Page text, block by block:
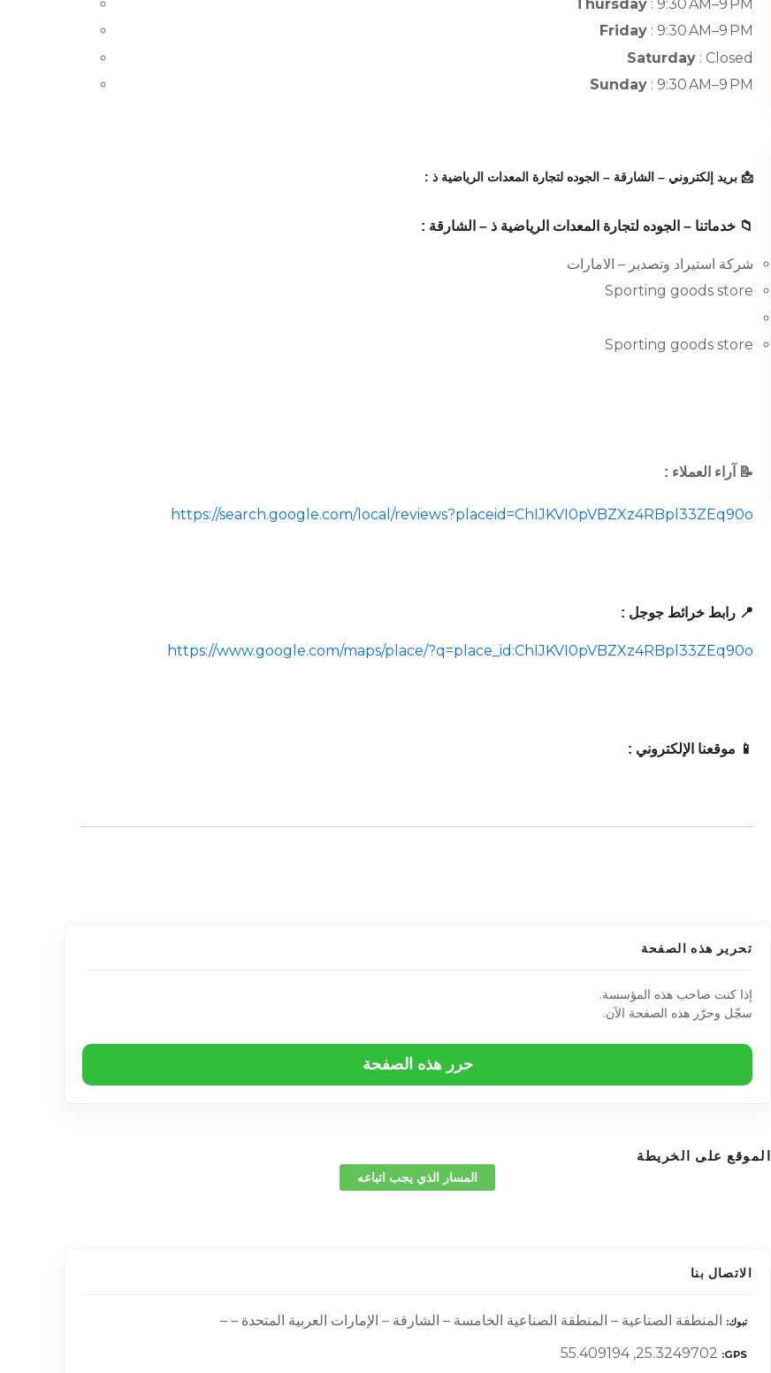
Thursday : 9:30 AM–9 PM
Friday : 9:30 AM–9 PM
Saturday : Closed
Sunday : 9:30 AM–9 PM
📩 بريد إلكتروني – الشارقة – الجوده لتجارة المعدات الرياضية ذ :
📁 خدماتنا – الجوده لتجارة المعدات الرياضية ذ – الشارقة :
شركة استيراد وتصدير – الامارات
Sporting goods store
Sporting goods store
📝 آراء العملاء :
https://search.google.com/local/reviews?placeid=ChIJKVI0pVBZXz4RBpl33ZEq90o
📍 رابط خرائط جوجل :
https://www.google.com/maps/place/?q=place_id:ChIJKVI0pVBZXz4RBpl33ZEq90o
📱 موقعنا الإلكتروني :
تحرير هذه الصفحة
إذا كنت صاحب هذه المؤسسة.
سجّل وحرّر هذه الصفحة الآن.
حرر هذه الصفحة
الموقع على الخريطة
المسار الذي يجب اتباعه
الاتصال بنا
تبوك المنطقة الصناعية – المنطقة الصناعية الخامسة – الشارقة – الإمارات العربية المتحدة – –
GPS
25.3249702, 55.409194